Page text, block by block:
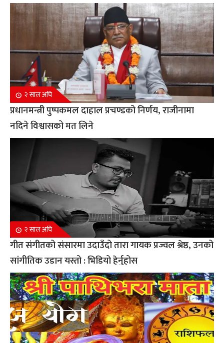
२ साल अघि
प्रधानमन्त्री पुष्पकमल दाहाल प्रचण्डको निर्णय, राजीनामा
नदिने विश्वासको मत लिने
२ साल अघि
गीत संगीतको संसारमा उदाउँदो तारा गायक प्रज्वल श्रेष्ठ, उनको
सांगीतिक उडान यस्तो : भिडियो हेर्नुहोस